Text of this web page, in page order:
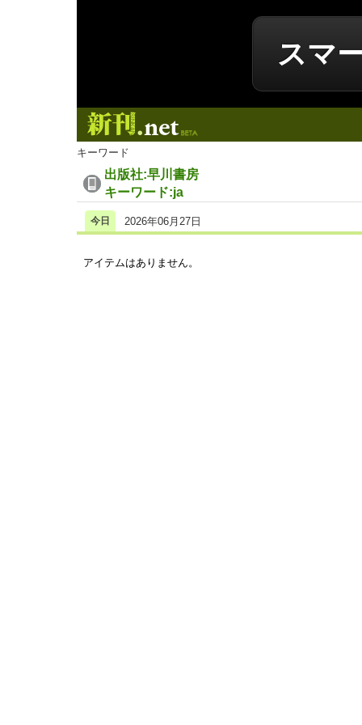
スマ
キーワード
出版社:早川書房
キーワード:ja
今日 2026年06月27日
アイテムはありません。